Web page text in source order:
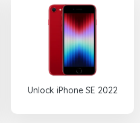
Unlock iPhone SE 2022